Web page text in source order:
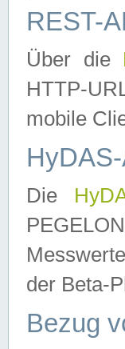
REST-
Über die
HTTP-
mobile
Die
der Beta-
Bezug